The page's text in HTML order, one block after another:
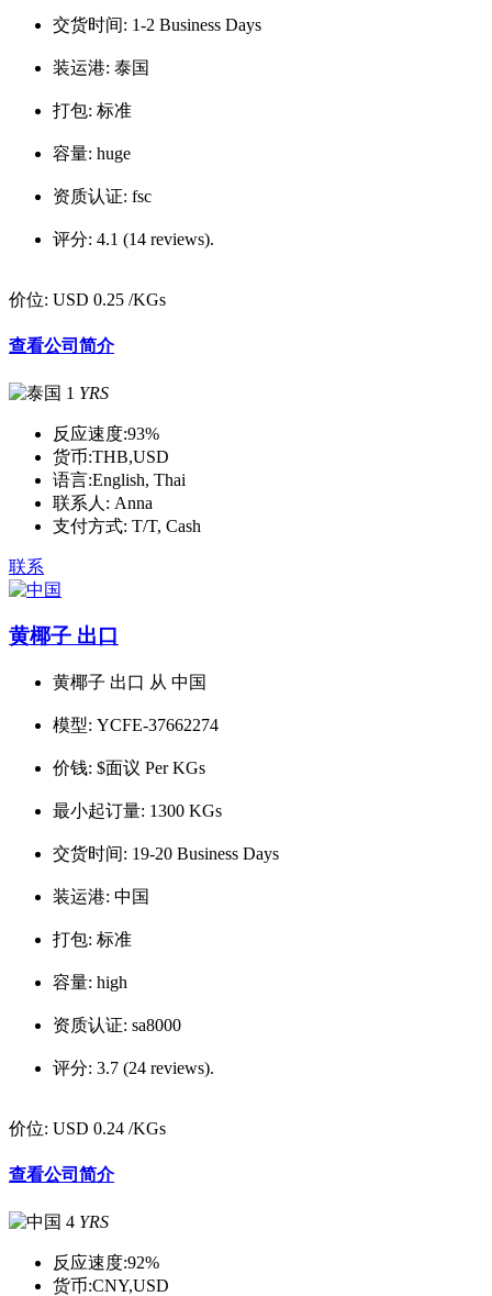
交货时间: 1-2 Business Days
装运港: 泰国
打包: 标准
容量: huge
资质认证: fsc
评分: 4.1 (14 reviews).
价位: USD 0.25 /KGs
查看公司简介
1 YRS
反应速度:93%
货币:THB,USD
语言:English, Thai
联系人: Anna
支付方式: T/T, Cash
联系
黄椰子 出口
黄椰子 出口 从 中国
模型: YCFE-37662274
价钱: $面议 Per KGs
最小起订量: 1300 KGs
交货时间: 19-20 Business Days
装运港: 中国
打包: 标准
容量: high
资质认证: sa8000
评分: 3.7 (24 reviews).
价位: USD 0.24 /KGs
查看公司简介
4 YRS
反应速度:92%
货币:CNY,USD